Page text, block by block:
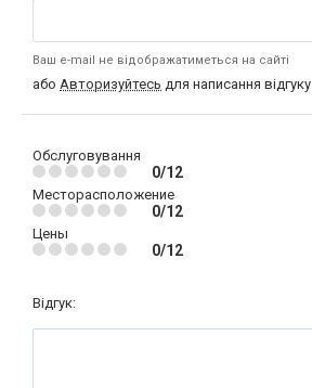
Ваш e-mail не відображатиметься на сайті
або Авторизуйтесь для написання відгуку
Обслуговування
0/12
Месторасположение
0/12
Цены
0/12
Відгук: